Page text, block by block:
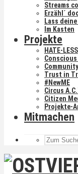
Streams
Erzähl´
Lass
Im Kasten
Projekte
HATE-LESS
Trust in
#NewME
Circus
Citizen
Projekte-
Mitmachen